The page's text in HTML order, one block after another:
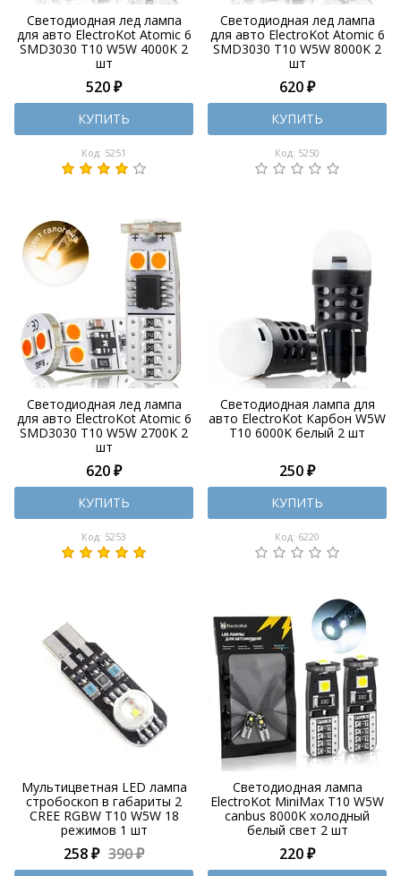
Светодиодная лед лампа
для авто ElectroKot Atomic 6
SMD3030 T10 W5W 4000K 2
шт
520 ₽
КУПИТЬ
Код: 5251
Светодиодная лед лампа
для авто ElectroKot Atomic 6
SMD3030 T10 W5W 8000K 2
шт
620 ₽
КУПИТЬ
Код: 5250
Светодиодная лед лампа
для авто ElectroKot Atomic 6
SMD3030 T10 W5W 2700K 2
шт
620 ₽
КУПИТЬ
Код: 5253
Светодиодная лампа для
авто ElectroKot Карбон W5W
T10 6000K белый 2 шт
250 ₽
КУПИТЬ
Код: 6220
Мультицветная LED лампа
стробоскоп в габариты 2
CREE RGBW Т10 W5W 18
режимов 1 шт
258 ₽ 390 ₽
Светодиодная лампа
ElectroKot MiniMax T10 W5W
canbus 8000K холодный
белый свет 2 шт
220 ₽